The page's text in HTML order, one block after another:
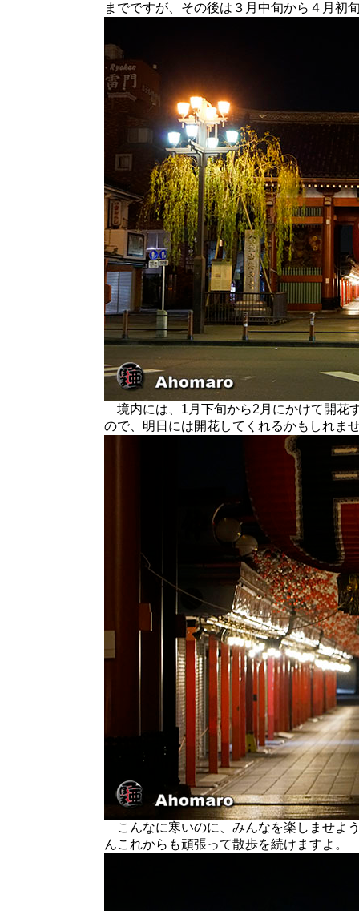
までですが、その後は３月中旬から４月初
境内には、1月下旬から2月にかけて開花
ので、明日には開花してくれるかもしれま
こんなに寒いのに、みんなを楽しませよ
んこれからも頑張って散歩を続けますよ。